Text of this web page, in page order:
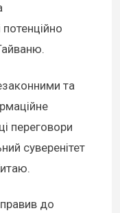
та
переговори
суверенітет
до